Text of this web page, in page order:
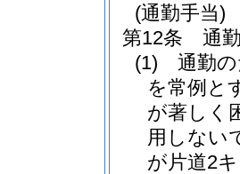
(通勤手当)
第12条
通
(1)
通勤
を常例と
が著しく
用しない
が片道2